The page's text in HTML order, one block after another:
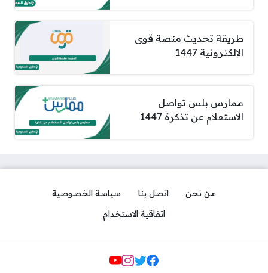
طريقة تحديث منصة قوى
الإلكترونية 1447
ممارس بلس تواصل
الاستعلام عن تذكرة 1447
من نحن اتصل بنا
سياسة الخصوصية
اتفاقية الاستخدام
مواقع التواصل